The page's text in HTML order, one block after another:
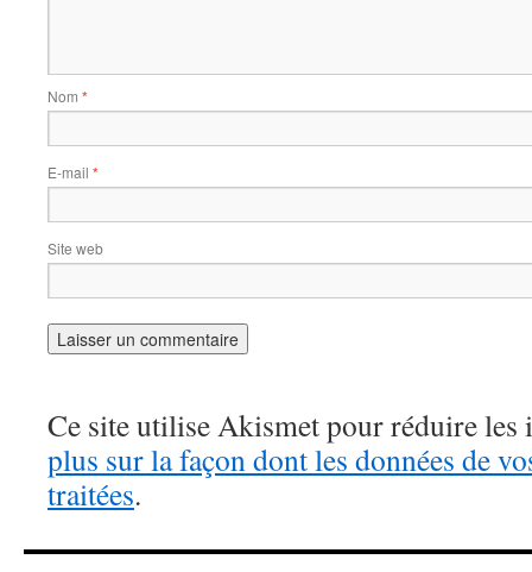
Nom *
E-mail *
Site web
Ce site utilise Akismet pour réduire les
plus sur la façon dont les données de
traitées.